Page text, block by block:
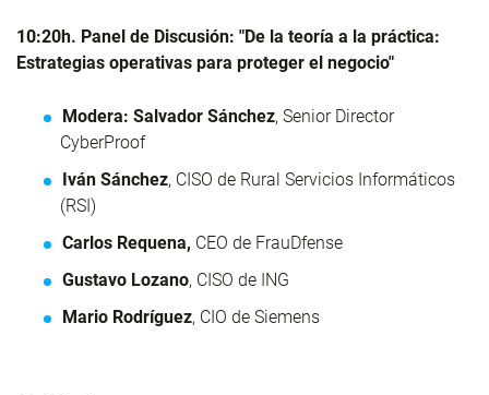
10:20h. Panel de Discusión: "De la teoría a la práctica:
Estrategias operativas para proteger el negocio"
Modera: Salvador Sánchez, Senior Director
CyberProof
Iván Sánchez, CISO de Rural Servicios Informáticos
(RSI)
Carlos Requena, CEO de FrauDfense
Gustavo Lozano, CISO de ING
Mario Rodríguez, CIO de Siemens